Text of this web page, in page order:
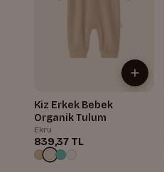
Kiz Erkek Bebek
Organik Tulum
Ekru
839,37 TL